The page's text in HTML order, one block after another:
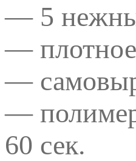
— 5
—
—
—
60 сек.